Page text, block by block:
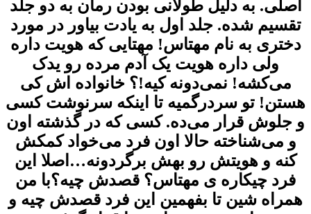
اصلی. به دلیل طولانی بودن رمان به دو جلد
تقسیم شده. جلد اول به یادت بیاور در مورد
دختری به نام مهتاس! مهتایی که هویت داره
ولی داره هویت یک آدم مرده رو یدک
می‌کشه! نمی‌دونه کیه!؟ خانواده اش کی‌
هستن! تو سردرگمیه تا اینکه سرنوشت کسی
و جلوش قرار می‌ده. کسی که در گذشته اون
و می‌شناخته حالا اون فرد می‌خواد کمکش
کنه و هویتش رو بهش برگردونه…اصلا این
فرد چیکاره ی مهتاس؟ قصدش چیه؟با من
همراه شین تا بفهمین این فرد قصدش چیه و